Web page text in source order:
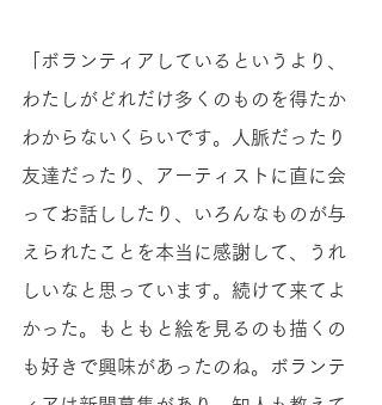
「ボランティアしているというより、
わたしがどれだけ多くのものを得たか
わからないくらいです。人脈だったり
友達だったり、アーティストに直に会
ってお話ししたり、いろんなものが与
えられたことを本当に感謝して、うれ
しいなと思っています。続けて来てよ
かった。もともと絵を見るのも描くの
も好きで興味があったのね。ボランテ